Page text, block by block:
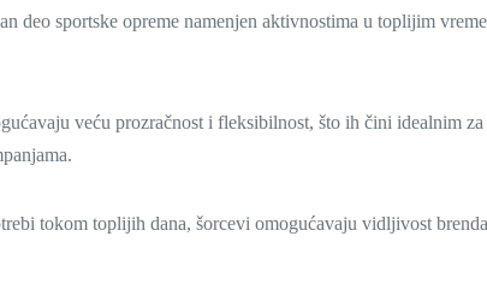
deo sportske opreme namenjen aktivnostima u toplijim
veću prozračnost i fleksibilnost, što ih čini idealnim
tokom toplijih dana, šorcevi omogućavaju vidljivost